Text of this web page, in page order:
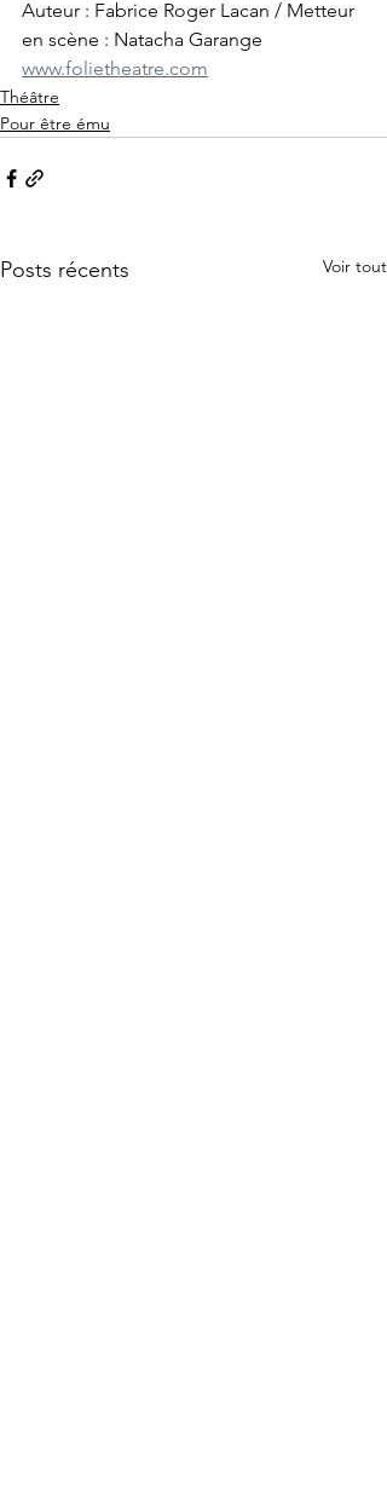
Auteur : Fabrice Roger Lacan / Metteur
en scène : Natacha Garange
www.folietheatre.com
Théâtre
Pour être ému
Posts récents Voir tout